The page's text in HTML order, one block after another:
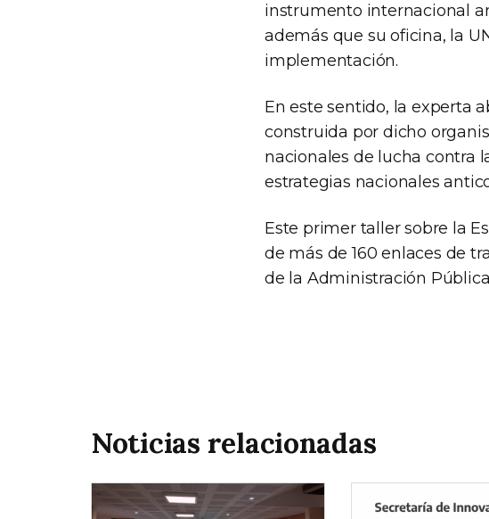
instrumento internacional
además que su oficina, la
implementación.
En este sentido, la experta
construida por dicho
nacionales de lucha contra
estrategias nacionales
Este primer taller sobre la
de más de 160 enlaces de
de la Administración
Noticias relacionadas